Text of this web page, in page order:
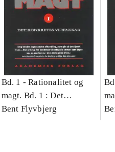
Bd. 1 -Rationalitet og
magt. Bd. 1 : Det
konkretes videnskab
Bent Flyvbjerg